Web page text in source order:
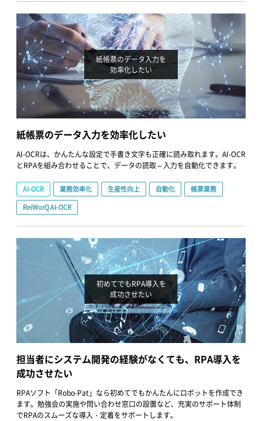
紙帳票のデータ入力を
効率化したい
紙帳票のデータ入力を効率化したい
AI-OCRは、かんたんな設定で手書き文字も正確に読み取れます。AI-OCR
とRPAを組み合わせることで、データの読取～入力を自動化できます。
AI-OCR 業務効率化 生産性向上 自動化
帳票業務
ReiWorQ AI-OCR
初めてでもRPA導入を
成功させたい
担当者にシステム開発の経験がなくても、RPA導入を
成功させたい
RPAソフト「Robo-Pat」なら初めてでもかんたんにロボットを作成でき
ます。勉強会の実施や問い合わせ窓口の設置など、充実のサポート体制
でRPAのスムーズな導入・定着をサポートします。